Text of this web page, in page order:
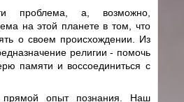
проблема, а, возможно,
на этой планете в том, что
о своем происхождении. Из
религии - помочь
памяти и воссоединиться с
опыт познания. Наш